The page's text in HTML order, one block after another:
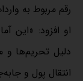
رقم مربوط به
او افزود: «این
دلیل تحریم‌ها و
انتقال پول و